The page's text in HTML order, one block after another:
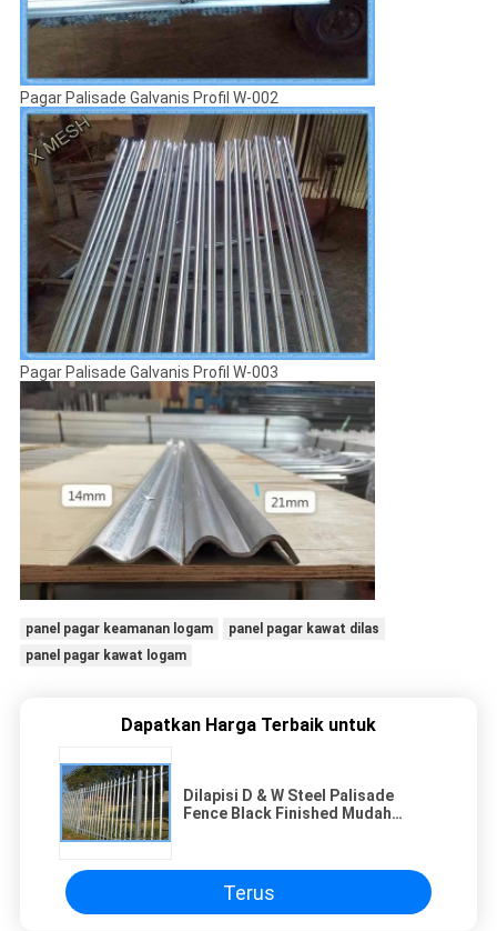
Pagar Palisade Galvanis Profil W-002
Pagar Palisade Galvanis Profil W-003
panel pagar keamanan logam
panel pagar kawat dilas
panel pagar kawat logam
Dapatkan Harga Terbaik untuk
Dilapisi D & W Steel Palisade
Fence Black Finished Mudah
Terus